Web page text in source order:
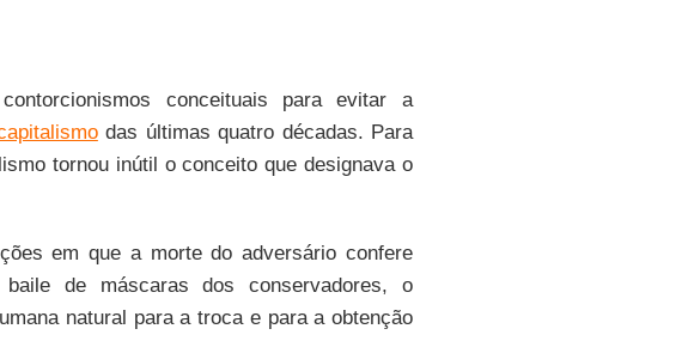
conceituais para evitar a
das últimas quatro décadas. Para
tornou inútil o conceito que designava o
em que a morte do adversário confere
de máscaras dos conservadores, o
natural para a troca e para a obtenção